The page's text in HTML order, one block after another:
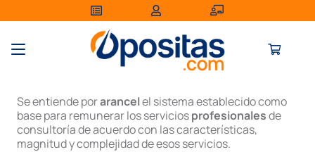
Se entiende porarancelel sistema establecido como
base para remunerar los serviciosprofesionalesde
consultoría de acuerdo con las características,
magnitud y complejidad de esos servicios.